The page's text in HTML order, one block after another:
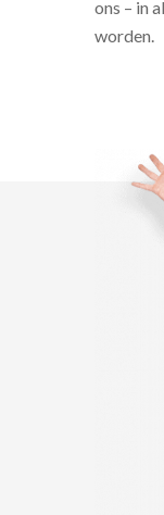
ons – in
worden.